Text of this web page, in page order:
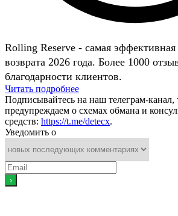
Rolling Reserve - самая эффективная
возврата 2026 года. Более 1000
благодарности клиентов.
Читать подробнее
Подписывайтесь на наш телеграм-
предупреждаем о схемах обмана и
средств: https://t.me/detecx.
Уведомить о